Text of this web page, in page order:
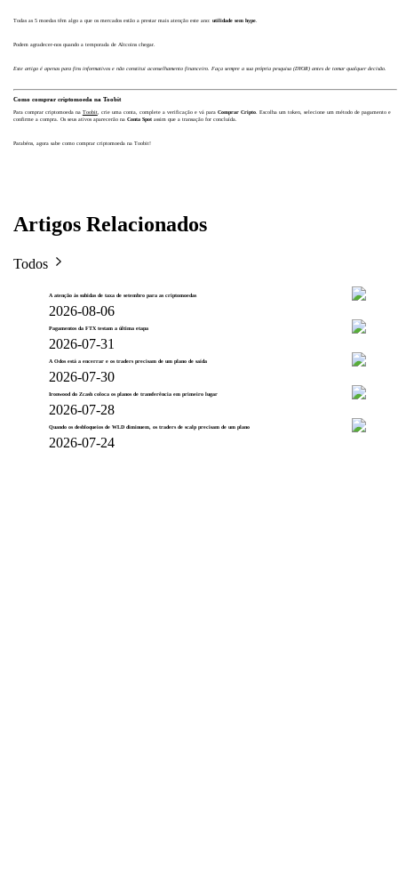
Todas as 5 moedas têm algo a que os mercados estão a prestar mais atenção este ano: utilidade sem hype.
Podem agradecer-nos quando a temporada de Altcoins chegar.
Este artigo é apenas para fins informativos e não constitui aconselhamento financeiro. Faça sempre a sua própria pesquisa (DYOR) antes de tomar qualquer decisão.
Como comprar criptomoeda na Toobit
Para comprar criptomoeda na Toobit, crie uma conta, complete a verificação e vá para Comprar Cripto. Escolha um token, selecione um método de pagamento e
confirme a compra. Os seus ativos aparecerão na Conta Spotassim que a transação for concluída.
Parabéns, agora sabe como comprar criptomoeda na Toobit!
Artigos Relacionados
Todos
A atenção às subidas de taxa de setembro para as criptomoedas
2026-08-06
Pagamentos da FTX testam a última etapa
2026-07-31
A Odos está a encerrar e os traders precisam de um plano de saída
2026-07-30
Ironwood do Zcash coloca os planos de transferência em primeiro lugar
2026-07-28
Quando os desbloqueios de WLD diminuem, os traders de scalp precisam de um plano
2026-07-24